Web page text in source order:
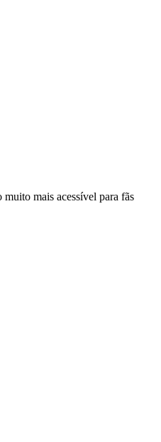
mais acessível para fãs